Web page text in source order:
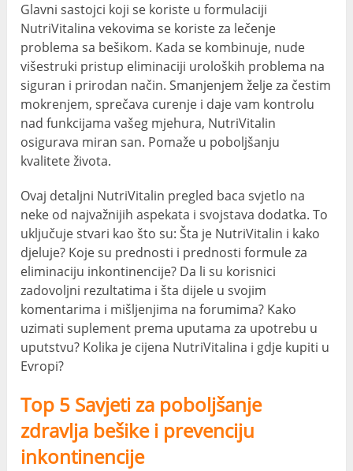
Glavni sastojci koji se koriste u formulaciji
NutriVitalina vekovima se koriste za lečenje
problema sa bešikom. Kada se kombinuje, nude
višestruki pristup eliminaciji uroloških problema na
siguran i prirodan način. Smanjenjem želje za čestim
mokrenjem, sprečava curenje i daje vam kontrolu
nad funkcijama vašeg mjehura, NutriVitalin
osigurava miran san. Pomaže u poboljšanju
kvalitete života.
Ovaj detaljni NutriVitalin pregled baca svjetlo na
neke od najvažnijih aspekata i svojstava dodatka. To
uključuje stvari kao što su: Šta je NutriVitalin i kako
djeluje? Koje su prednosti i prednosti formule za
eliminaciju inkontinencije? Da li su korisnici
zadovoljni rezultatima i šta dijele u svojim
komentarima i mišljenjima na forumima? Kako
uzimati suplement prema uputama za upotrebu u
uputstvu? Kolika je cijena NutriVitalina i gdje kupiti u
Evropi?
Top 5 Savjeti za poboljšanje
zdravlja bešike i prevenciju
inkontinencije